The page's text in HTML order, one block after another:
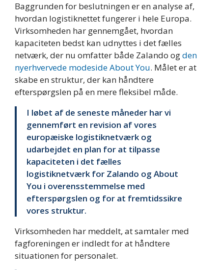
Baggrunden for beslutningen er en analyse af,
hvordan logistiknettet fungerer i hele Europa.
Virksomheden har gennemgået, hvordan
kapaciteten bedst kan udnyttes i det fælles
netværk, der nu omfatter både Zalando ogden
nyerhvervede modeside About You. Målet er at
skabe en struktur, der kan håndtere
efterspørgslen på en mere fleksibel måde.
I løbet af de seneste måneder har vi
gennemført en revision af vores
europæiske logistiknetværk og
udarbejdet en plan for at tilpasse
kapaciteten i det fælles
logistiknetværk for Zalando og About
You i overensstemmelse med
efterspørgslen og for at fremtidssikre
vores struktur.
Virksomheden har meddelt, at samtaler med
fagforeningen er indledt for at håndtere
situationen for personalet.